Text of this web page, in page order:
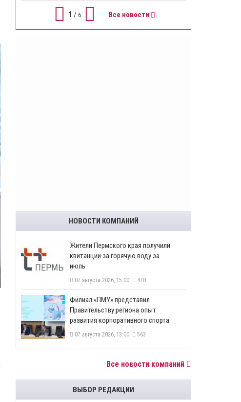
1 / 6 Все новости
НОВОСТИ КОМПАНИЙ
​Жители Пермского края получили
квитанции за горячую воду за
июль
07 августа 2026, 15:00 478
​Филиал «ПМУ» представил
Правительству региона опыт
развития корпоративного спорта
07 августа 2026, 13:00 563
Все новости компаний
ВЫБОР РЕДАКЦИИ